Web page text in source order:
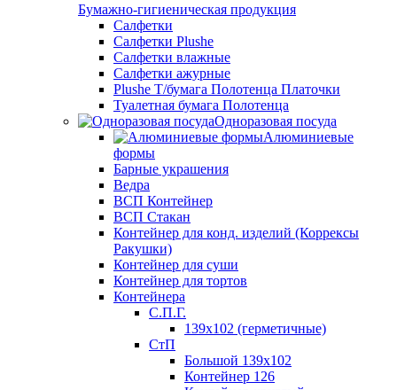
Бумажно-гигиеническая продукция
Салфетки
Салфетки Plushe
Салфетки влажные
Салфетки ажурные
Plushe Т/бумага Полотенца Платочки
Туалетная бумага Полотенца
Одноразовая посуда
Алюминиевые
формы
Барные украшения
Ведра
ВСП Контейнер
ВСП Стакан
Контейнер для конд. изделий (Коррексы
Ракушки)
Контейнер для суши
Контейнер для тортов
Контейнера
С.П.Г.
139х102 (герметичные)
СтП
Большой 139х102
Контейнер 126